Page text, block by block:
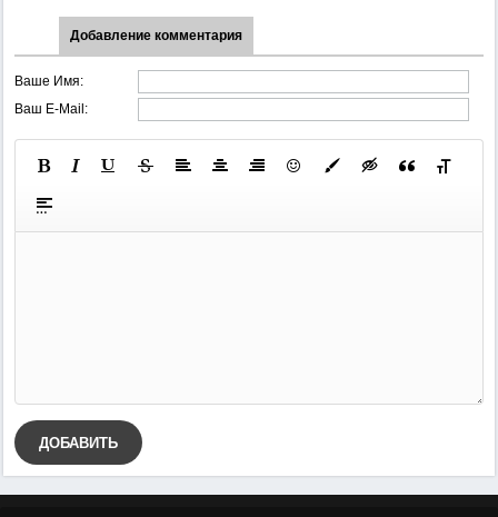
Добавление комментария
Ваше Имя:
Ваш E-Mail:
ДОБАВИТЬ